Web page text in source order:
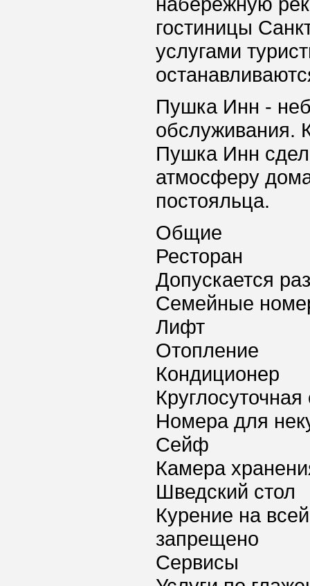
гостиницы
услугами
Пушка Инн -
обслуживания.
Пушка Инн
атмосферу
постояльца.
Общие
Ресторан
Допускается
Семейные
Лифт
Отопление
Кондиционер
Номера для
Сейф
Камера
Шведский стол
Курение на
запрещено
Сервисы